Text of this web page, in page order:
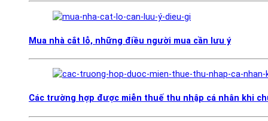
Mua nhà cắt lỗ, những điều người mua cần lưu ý
Các trường hợp được miễn thuế thu nhập cá nhân khi